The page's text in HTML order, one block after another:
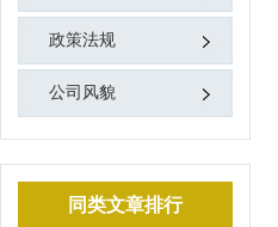
政策法规
公司风貌
同类文章排行